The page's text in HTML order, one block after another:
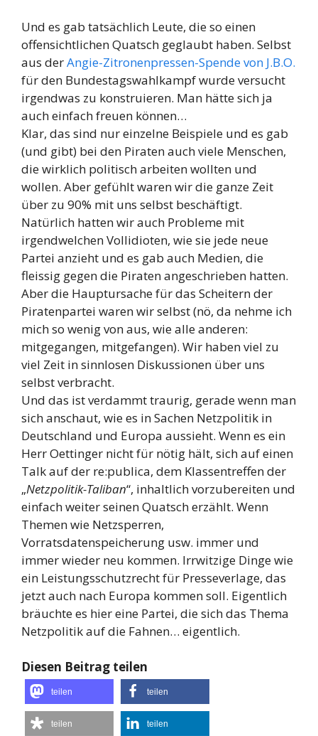
Und es gab tatsächlich Leute, die so einen
offensichtlichen Quatsch geglaubt haben. Selbst
aus derAngie-Zitronenpressen-Spende von J.B.O.
für den Bundestagswahlkampf wurde versucht
irgendwas zu konstruieren. Man hätte sich ja
auch einfach freuen können…
Klar, das sind nur einzelne Beispiele und es gab
(und gibt) bei den Piraten auch viele Menschen,
die wirklich politisch arbeiten wollten und
wollen. Aber gefühlt waren wir die ganze Zeit
über zu 90% mit uns selbst beschäftigt.
Natürlich hatten wir auch Probleme mit
irgendwelchen Vollidioten, wie sie jede neue
Partei anzieht und es gab auch Medien, die
fleissig gegen die Piraten angeschrieben hatten.
Aber die Hauptursache für das Scheitern der
Piratenpartei waren wir selbst (nö, da nehme ich
mich so wenig von aus, wie alle anderen:
mitgegangen, mitgefangen). Wir haben viel zu
viel Zeit in sinnlosen Diskussionen über uns
selbst verbracht.
Und das ist verdammt traurig, gerade wenn man
sich anschaut, wie es in Sachen Netzpolitik in
Deutschland und Europa aussieht. Wenn es ein
Herr Oettinger nicht für nötig hält, sich auf einen
Talk auf der re:publica, dem Klassentreffen der
„Netzpolitik-Taliban“, inhaltlich vorzubereiten und
einfach weiter seinen Quatsch erzählt. Wenn
Themen wie Netzsperren,
Vorratsdatenspeicherung usw. immer und
immer wieder neu kommen. Irrwitzige Dinge wie
ein Leistungsschutzrecht für Presseverlage, das
jetzt auch nach Europa kommen soll. Eigentlich
bräuchte es hier eine Partei, die sich das Thema
Netzpolitik auf die Fahnen… eigentlich.
Diesen Beitrag teilen
teilen teilen
teilen teilen